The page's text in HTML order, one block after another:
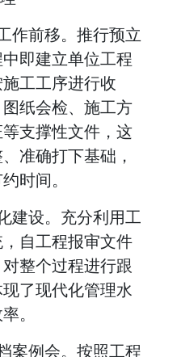
作前移。推行预立
即建立单位工程
工工序进行收
纸会检、施工方
支撑性文件，这
准确打下基础，
时间。
建设。充分利用工
自工程报审文件
整个过程进行跟
了现代化管理水
。
案例会。按照工程